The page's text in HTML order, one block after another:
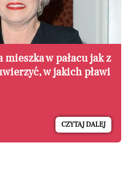
w pałacu jak z
w jakich pławi
CZYTAJ DALEJ